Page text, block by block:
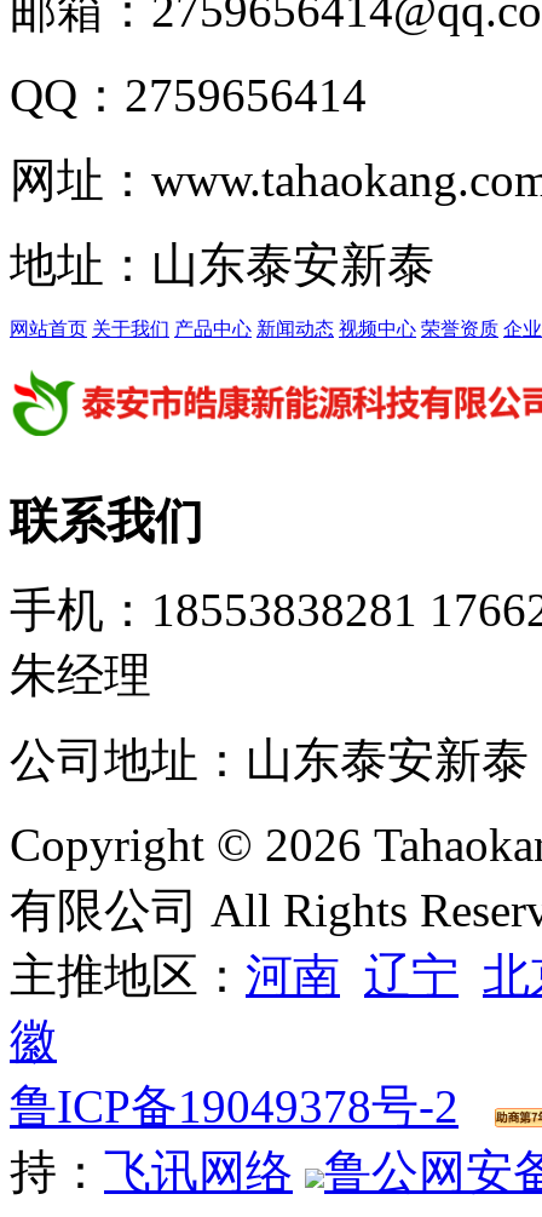
邮箱：
QQ：2759656414
网址：
地址：山东泰安新泰
网站首页 关于我们 产品中心 新闻动态 视频中心 荣誉资质 企
联系我们
手机：18553838281
朱经理
公司地址：山东泰安新泰
Copyright © 2026
有限公司 All Rights
主推地区： 河南 辽宁 北
徽
鲁ICP备19049378号-2
持： 飞讯网络 鲁公网安